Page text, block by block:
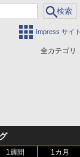
Impress サイト
全カテゴリ
1週間 1カ月